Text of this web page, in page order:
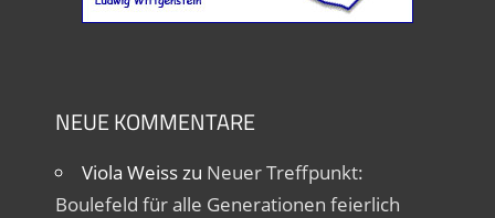
NEUE KOMMENTARE
Viola Weisszu Neuer Treffpunkt:
Boulefeld für alle Generationen feierlich